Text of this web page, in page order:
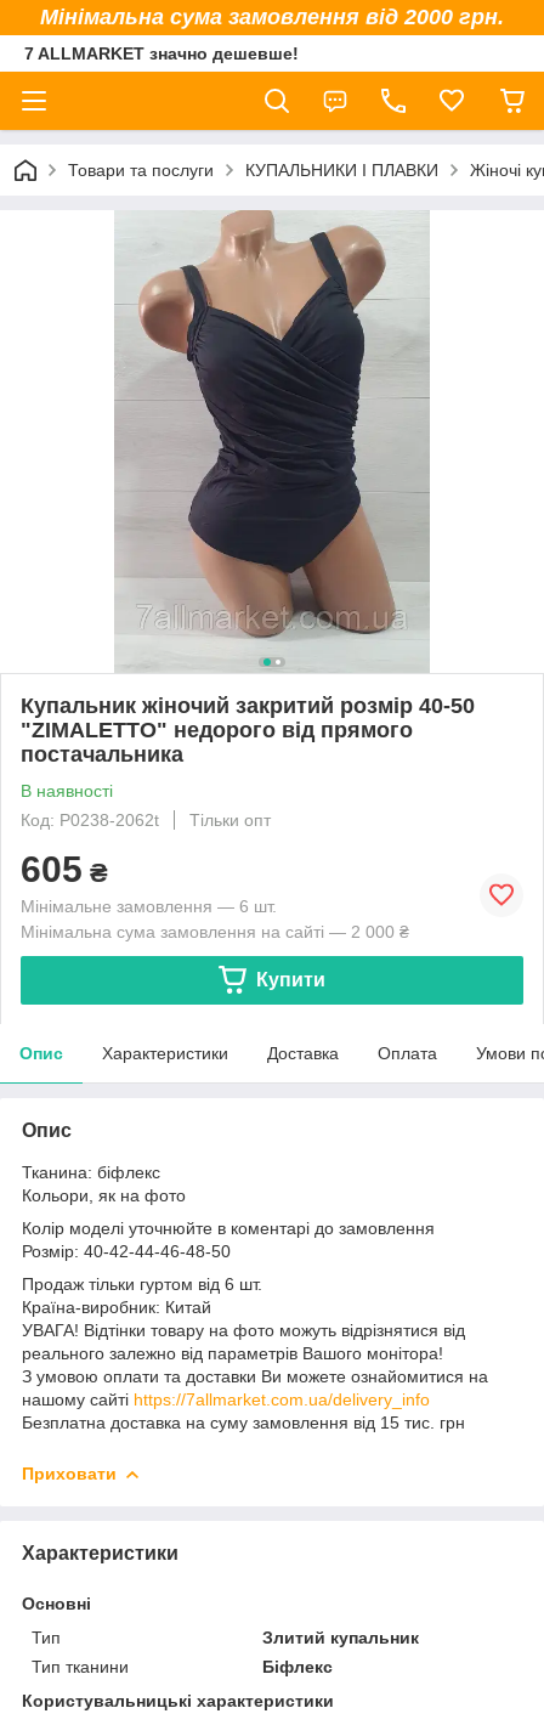
Мінімальна сума замовлення від 2000 грн.
7 ALLMARKET значно дешевше!
Товари та послуги КУПАЛЬНИКИ І ПЛАВКИ Жіночі
Купальник жіночий закритий розмір 40-50
"ZIMALETTO" недорого від прямого
постачальника
В наявності
Код: P0238-2062t
Тільки опт
605 ₴
Мінімальне замовлення — 6 шт.
Мінімальна сума замовлення на сайті — 2 000 ₴
Купити
Опис Характеристики Доставка Оплата Умови
Опис
Тканина: біфлекс
Кольори, як на фото
Колір моделі уточнюйте в коментарі до замовлення
Розмір: 40-42-44-46-48-50
Продаж тільки гуртом від 6 шт.
Країна-виробник: Китай
УВАГА! Відтінки товару на фото можуть відрізнятися від
реального залежно від параметрів Вашого монітора!
З умовою оплати та доставки Ви можете ознайомитися на
нашому сайті https://7allmarket.com.ua/delivery_info
Безплатна доставка на суму замовлення від 15 тис. грн
Приховати
Характеристики
Основні
Тип
Злитий купальник
Тип тканини
Біфлекс
Користувальницькі характеристики